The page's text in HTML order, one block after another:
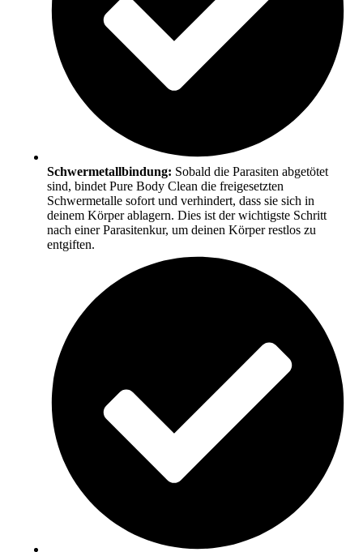
Schwermetallbindung: Sobald die Parasiten abgetötet
sind, bindet Pure Body Clean die freigesetzten
Schwermetalle sofort und verhindert, dass sie sich in
deinem Körper ablagern. Dies ist der wichtigste Schritt
nach einer Parasitenkur, um deinen Körper restlos zu
entgiften.